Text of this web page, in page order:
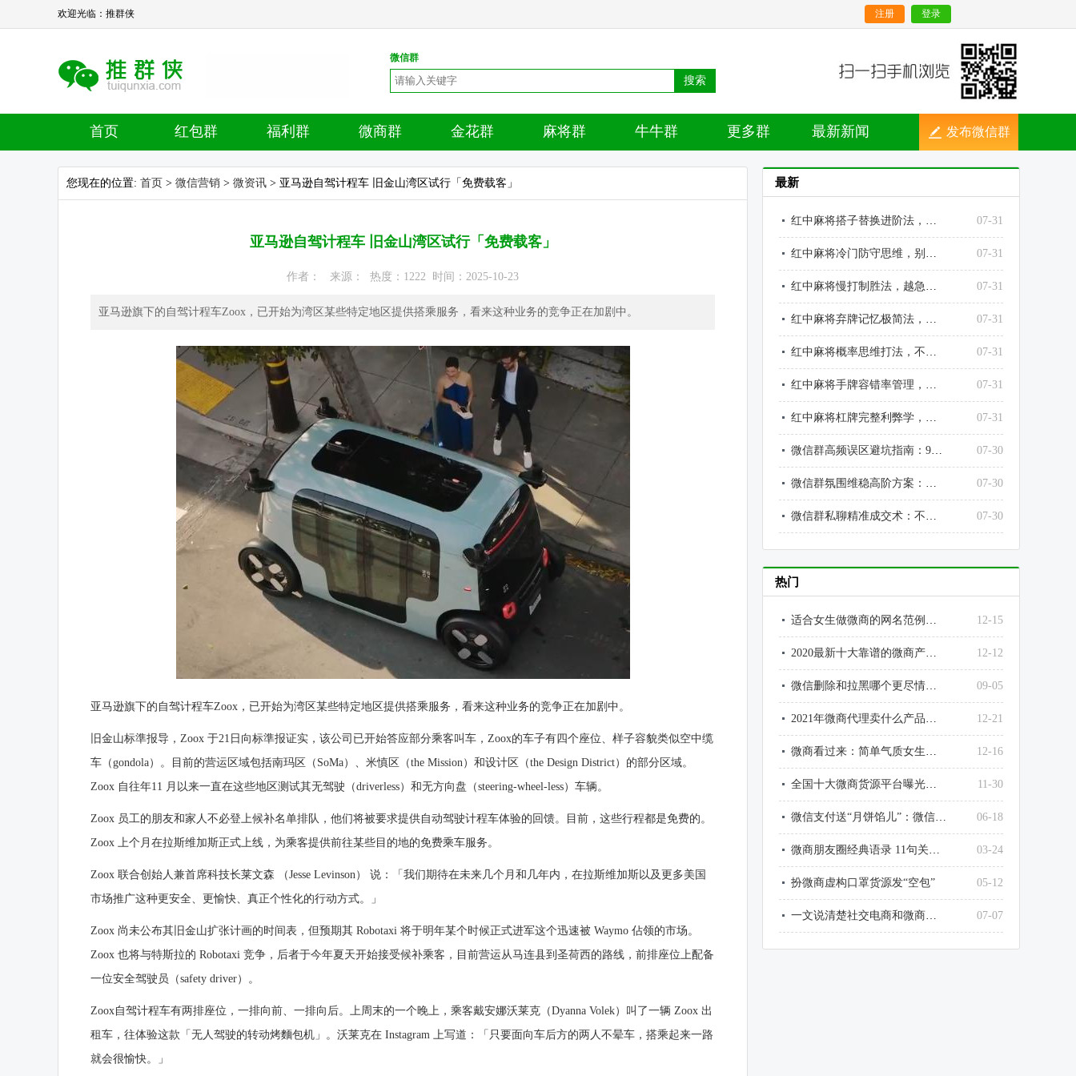
欢迎光临：推群侠 登录
注册
微信群
搜索
首页 红包群 福利群 微商群 金花群 麻将群 牛牛群 更多群 最新新闻 发布微信群
您现在的位置: 首页 > 微信营销 > 微资讯 > 亚马逊自驾计程车 旧金山湾区试行「免费载客」
亚马逊自驾计程车 旧金山湾区试行「免费载客」
作者： 来源： 热度：1222 时间：2025-10-23
亚马逊旗下的自驾计程车Zoox，已开始为湾区某些特定地区提供搭乘服务，看来这种业务的竞争正在加剧中。
亚马逊旗下的 自驾计程车Zoox，已开始为湾区某些特定地区提供搭乘服务，看来这种业务的竞争正在加剧中。
旧金山标準报导，Zoox 于21日向标準报证实，该公司已开始答应部分乘客叫车，Zoox的车子有四个座位、样子容貌类似空中缆
车（gondola）。目前的营运区域包括南玛区（SoMa）、米慎区（the Mission）和设计区（the Design District）的部分区域。
Zoox 自往年11 月以来一直在这些地区测试其无驾驶（driverless）和无方向盘（steering-wheel-less）车辆。
Zoox 员工的朋友和家人不必登上候补名单排队，他们将被要求提供自动驾驶计程车体验的回馈。目前，这些行程都是免费的。
Zoox 上个月在拉斯维加斯正式上线，为乘客提供前往某些目的地的免费乘车服务。
Zoox 联合创始人兼首席科技长莱文森 （Jesse Levinson） 说：「我们期待在未来几个月和几年内，在拉斯维加斯以及更多美国
市场推广这种更安全、更愉快、真正个性化的行动方式。」
Zoox 尚未公布其旧金山扩张计画的时间表，但预期其 Robotaxi 将于明年某个时候正式进军这个迅速被 Waymo 佔领的市场。
Zoox 也将与特斯拉的 Robotaxi 竞争，后者于今年夏天开始接受候补乘客，目前营运从马连县到圣荷西的路线，前排座位上配备
一位安全驾驶员（safety driver）。
Zoox自驾计程车有两排座位，一排向前、一排向后。上周末的一个晚上，乘客戴安娜沃莱克（Dyanna Volek）叫了一辆 Zoox 出
租车，往体验这款「无人驾驶的转动烤麵包机」。沃莱克在 Instagram 上写道：「只要面向车后方的两人不晕车，搭乘起来一路
就会很愉快。」
最新
红中麻将搭子替换进阶法，越换越顺、越调越稳 07-31
红中麻将冷门防守思维，别人不防的点，就是你的输点 07-31
红中麻将慢打制胜法，越急躁越输、越沉稳越赢 07-31
红中麻将弃牌记忆极简法，不用死记也能精准读牌 07-31
红中麻将概率思维打法，不靠运气靠数理赢牌 07-31
红中麻将手牌容错率管理，高手永远给自己留退路 07-31
红中麻将杠牌完整利弊学，不乱杠、不瞎丢、不送炮、不送分 07-31
微信群高频误区避坑指南：90%运营都在犯的致命错误，彻底止损翻盘 07-30
微信群氛围维稳高阶方案：不尬聊、不灌水、不冷群，打造高价值优质社群 07-30
微信群私聊精准成交术：不骚扰、不扰民、不反感，私聊转化率提升3倍 07-30
热门
适合女生做微商的网名范例大全 12-15
2020最新十大靠谱的微商产品排行榜 12-12
微信删除和拉黑哪个更尽情？为什么？微信拉黑和删除好友的区别 09-05
2021年微商代理卖什么产品最赚钱？ 12-21
微商看过来：简单气质女生微信网名大全 12-16
全国十大微商货源平台曝光了，最大的竟然是它 11-30
微信支付送“月饼馅儿”：微信这样提现，不用1毛钱手续费 06-18
微商朋友圈经典语录 11句关于微商的经典句子 03-24
扮微商虚构口罩货源发“空包” 05-12
一文说清楚社交电商和微商和传销的区别 07-07